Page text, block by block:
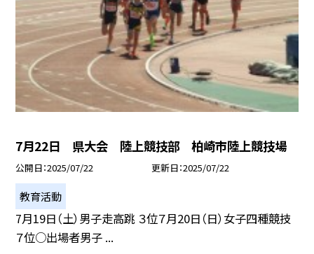
7月22日 県大会 陸上競技部 柏崎市陸上競技場
公開日 2025/07/22 更新日 2025/07/22
教育活動
7月19日（土）男子走高跳 ３位７月20日（日）女子四種競技
７位○出場者男子 ...